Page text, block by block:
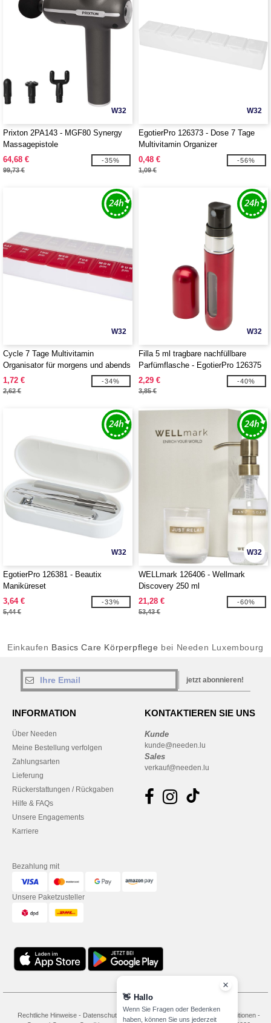
W32
Prixton 2PA143 - MGF80 Synergy
Massagepistole
64,68 €
99,73 €
-35%
W32
EgotierPro 126373 - Dose 7 Tage
Multivitamin Organizer
0,48 €
1,09 €
-56%
W32
Cycle 7 Tage Multivitamin
Organisator für morgens und abends
- EgotierPro 126374
1,72 €
2,62 €
-34%
W32
Filla 5 ml tragbare nachfüllbare
Parfümflasche - EgotierPro 126375
2,29 €
3,85 €
-40%
W32
EgotierPro 126381 - Beautix
Maniküreset
3,64 €
5,44 €
-33%
W32
WELLmark 126406 - Wellmark
Discovery 250 ml
Handseifenspender und 150 g
Duftkerze im Set
21,28 €
53,43 €
-60%
Einkaufen Basics Care Körperpflege bei Needen Luxembourg
jetzt abonnieren!
INFORMATION
Über Needen
Meine Bestellung verfolgen
Zahlungsarten
Lieferung
Rückerstattungen / Rückgaben
Hilfe & FAQs
Unsere Engagements
Karriere
KONTAKTIEREN SIE UNS
Kunde
kunde@needen.lu
Sales
verkauf@needen.lu
Bezahlung mit
Unsere Paketzusteller
Rechtliche Hinweise- Datenschutzbestimmungen - Bedingungen und Konditionen-
👋 Hallo
Wenn Sie Fragen oder Bedenken
haben, können Sie uns jederzeit